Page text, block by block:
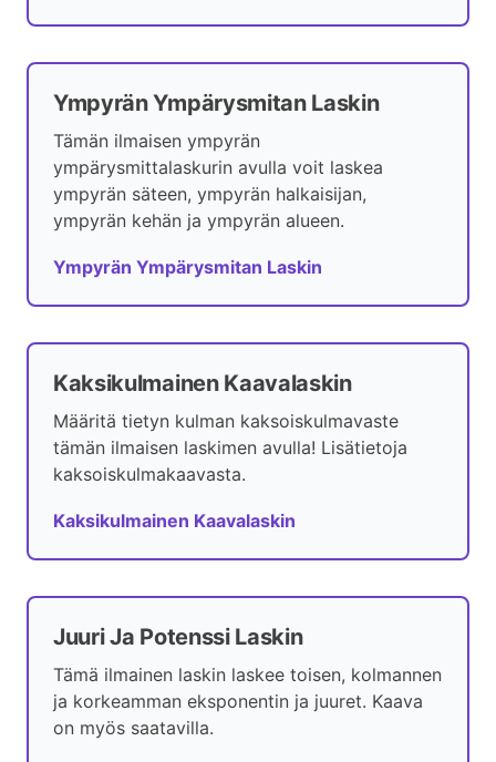
Ympyrän Ympärysmitan Laskin
Tämän ilmaisen ympyrän
ympärysmittalaskurin avulla voit laskea
ympyrän säteen, ympyrän halkaisijan,
ympyrän kehän ja ympyrän alueen.
Ympyrän Ympärysmitan Laskin
Kaksikulmainen Kaavalaskin
Määritä tietyn kulman kaksoiskulmavaste
tämän ilmaisen laskimen avulla! Lisätietoja
kaksoiskulmakaavasta.
Kaksikulmainen Kaavalaskin
Juuri Ja Potenssi Laskin
Tämä ilmainen laskin laskee toisen, kolmannen
ja korkeamman eksponentin ja juuret. Kaava
on myös saatavilla.